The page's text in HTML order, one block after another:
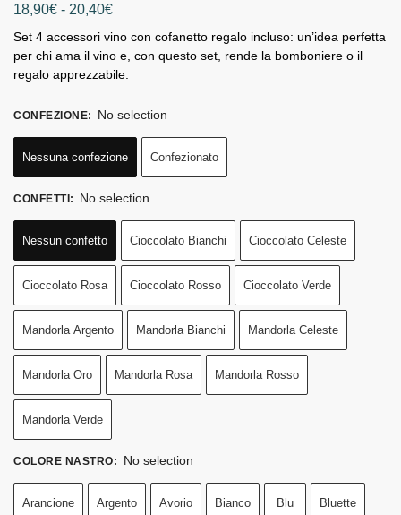
18,90€ - 20,40€
Set 4 accessori vino con cofanetto regalo incluso: un’idea perfetta
per chi ama il vino e, con questo set, rende la bomboniere o il
regalo apprezzabile.
CONFEZIONE: No selection
Nessuna confezione Confezionato
CONFETTI: No selection
Nessun confetto Cioccolato Bianchi Cioccolato Celeste
Cioccolato Rosa Cioccolato Rosso Cioccolato Verde
Mandorla Argento Mandorla Bianchi Mandorla Celeste
Mandorla Oro Mandorla Rosa Mandorla Rosso
Mandorla Verde
COLORE NASTRO: No selection
Arancione Argento Avorio Bianco Blu Bluette